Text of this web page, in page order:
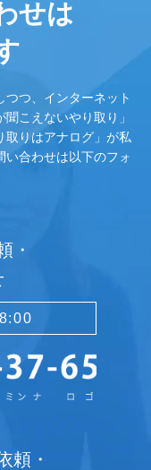
せは
つ、インターネット
こえないやり取り」
取りはアナログ」が私
い合わせは以下のフォ
・
頼・